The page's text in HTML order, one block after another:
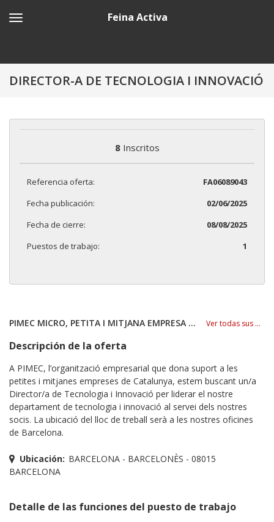
Feina Activa
DIRECTOR-A DE TECNOLOGIA I INNOVACIÓ
8Inscritos
Referencia oferta:
FA06089043
Fecha publicación:
02/06/2025
Fecha de cierre:
08/08/2025
Puestos de trabajo:
1
PIMEC MICRO, PETITA I MITJANA EMPRESA DE CATALUNYA Ver todas sus ofertas
Descripción de la oferta
A PIMEC, l’organització empresarial que dona suport a les
petites i mitjanes empreses de Catalunya, estem buscant un/a
Director/a de Tecnologia i Innovació per liderar el nostre
departament de tecnologia i innovació al servei dels nostres
socis. La ubicació del lloc de treball serà a les nostres oficines
de Barcelona.
Ubicación: BARCELONA - BARCELONÈS - 08015
BARCELONA
Detalle de las funciones del puesto de trabajo